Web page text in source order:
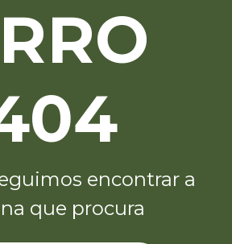
encontrar a
que procura